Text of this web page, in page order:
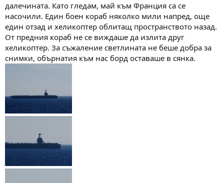
далечината. Като гледам, май към Франция са се
насочили. Един боен кораб няколко мили напред, още
един отзад и хеликоптер облитащ пространството назад.
От предния кораб не се виждаше да излита друг
хеликоптер. За съжаление светлината не беше добра за
снимки, обърнатия към нас борд оставаше в сянка.